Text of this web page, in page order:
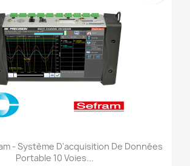
- Système D'acquisition De Données
Portable 10 Voies...